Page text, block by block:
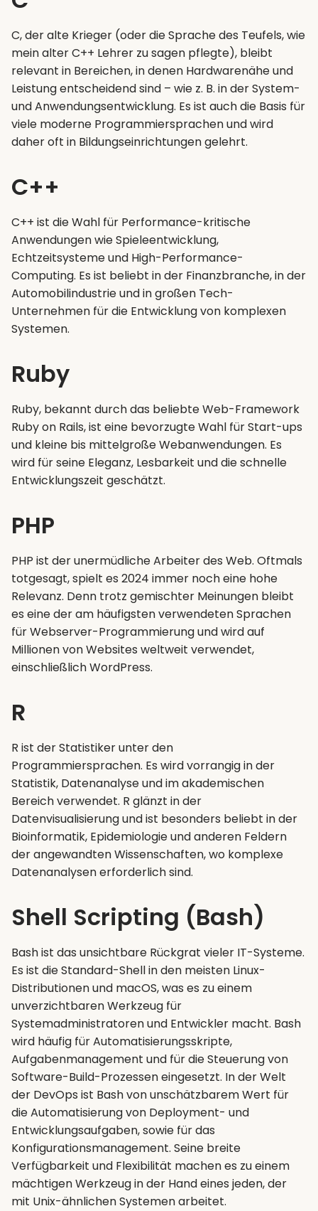
C, der alte Krieger (oder die Sprache des Teufels, wie
mein alter C++ Lehrer zu sagen pflegte), bleibt
relevant in Bereichen, in denen Hardwarenähe und
Leistung entscheidend sind – wie z. B. in der System-
und Anwendungsentwicklung. Es ist auch die Basis für
viele moderne Programmiersprachen und wird
daher oft in Bildungseinrichtungen gelehrt.
C++
C++ ist die Wahl für Performance-kritische
Anwendungen wie Spieleentwicklung,
Echtzeitsysteme und High-Performance-
Computing. Es ist beliebt in der Finanzbranche, in der
Automobilindustrie und in großen Tech-
Unternehmen für die Entwicklung von komplexen
Systemen.
Ruby
Ruby, bekannt durch das beliebte Web-Framework
Ruby on Rails, ist eine bevorzugte Wahl für Start-ups
und kleine bis mittelgroße Webanwendungen. Es
wird für seine Eleganz, Lesbarkeit und die schnelle
Entwicklungszeit geschätzt.
PHP
PHP ist der unermüdliche Arbeiter des Web. Oftmals
totgesagt, spielt es 2024 immer noch eine hohe
Relevanz. Denn trotz gemischter Meinungen bleibt
es eine der am häufigsten verwendeten Sprachen
für Webserver-Programmierung und wird auf
Millionen von Websites weltweit verwendet,
einschließlich WordPress.
R
R ist der Statistiker unter den
Programmiersprachen. Es wird vorrangig in der
Statistik, Datenanalyse und im akademischen
Bereich verwendet. R glänzt in der
Datenvisualisierung und ist besonders beliebt in der
Bioinformatik, Epidemiologie und anderen Feldern
der angewandten Wissenschaften, wo komplexe
Datenanalysen erforderlich sind.
Shell Scripting (Bash)
Bash ist das unsichtbare Rückgrat vieler IT-Systeme.
Es ist die Standard-Shell in den meisten Linux-
Distributionen und macOS, was es zu einem
unverzichtbaren Werkzeug für
Systemadministratoren und Entwickler macht. Bash
wird häufig für Automatisierungsskripte,
Aufgabenmanagement und für die Steuerung von
Software-Build-Prozessen eingesetzt. In der Welt
der DevOps ist Bash von unschätzbarem Wert für
die Automatisierung von Deployment- und
Entwicklungsaufgaben, sowie für das
Konfigurationsmanagement. Seine breite
Verfügbarkeit und Flexibilität machen es zu einem
mächtigen Werkzeug in der Hand eines jeden, der
mit Unix-ähnlichen Systemen arbeitet.